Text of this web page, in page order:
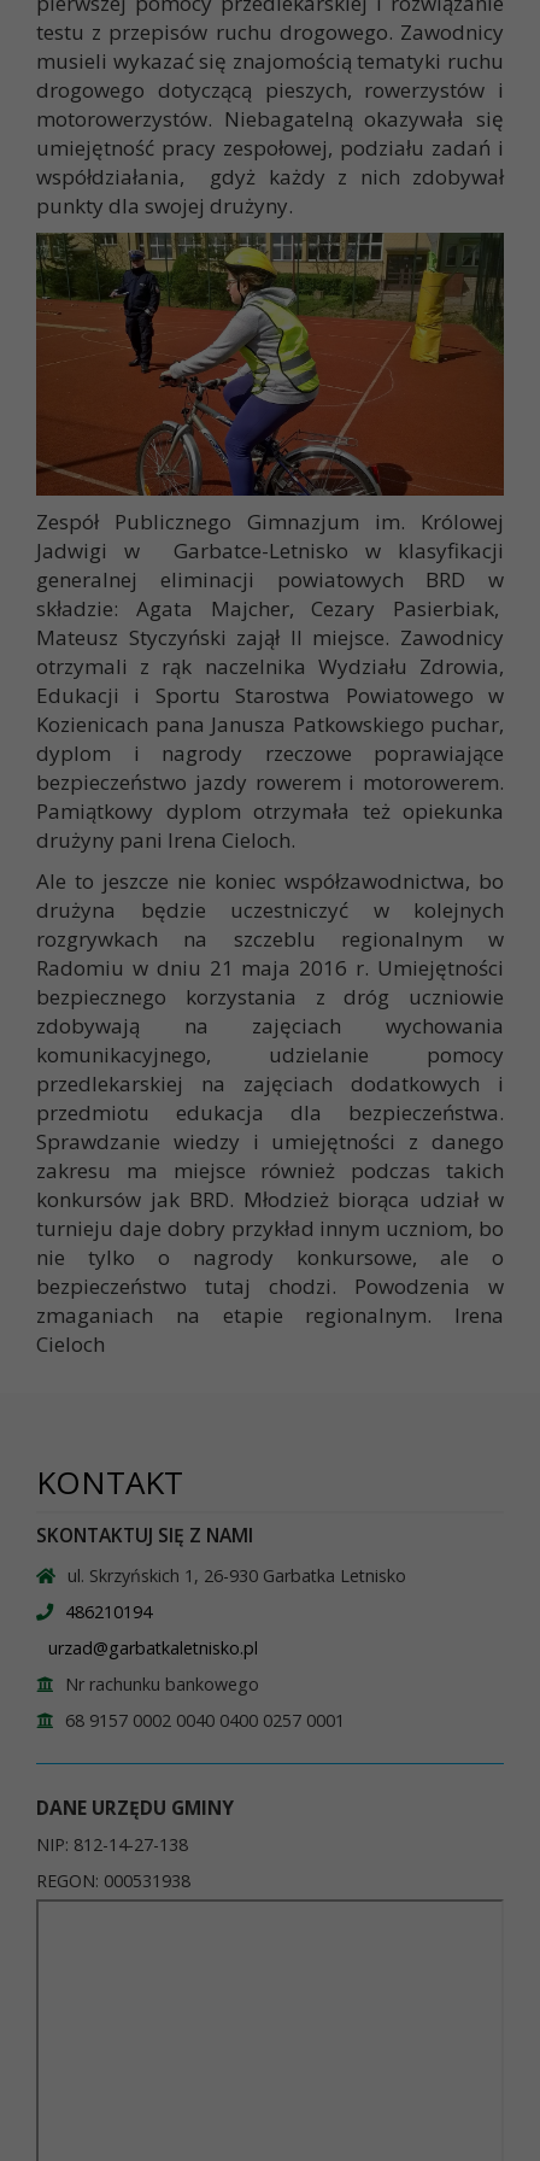
testu z przepisów ruchu drogowego. Zawodnicy
musieli wykazać się znajomością tematyki ruchu
drogowego dotyczącą pieszych, rowerzystów i
motorowerzystów. Niebagatelną okazywała się
umiejętność pracy zespołowej, podziału zadań i
współdziałania, gdyż każdy z nich zdobywał
punkty dla swojej drużyny.
Zespół Publicznego Gimnazjum im. Królowej
Jadwigi w Garbatce-Letnisko w klasyfikacji
generalnej eliminacji powiatowych BRD w
składzie: Agata Majcher, Cezary Pasierbiak,
Mateusz Styczyński zajął II miejsce. Zawodnicy
otrzymali z rąk naczelnika Wydziału Zdrowia,
Edukacji i Sportu Starostwa Powiatowego w
Kozienicach pana Janusza Patkowskiego puchar,
dyplom i nagrody rzeczowe poprawiające
bezpieczeństwo jazdy rowerem i motorowerem.
Pamiątkowy dyplom otrzymała też opiekunka
drużyny pani Irena Cieloch.
Ale to jeszcze nie koniec współzawodnictwa, bo
drużyna będzie uczestniczyć w kolejnych
rozgrywkach na szczeblu regionalnym w
Radomiu w dniu 21 maja 2016 r. Umiejętności
bezpiecznego korzystania z dróg uczniowie
zdobywają na zajęciach wychowania
komunikacyjnego, udzielanie pomocy
przedlekarskiej na zajęciach dodatkowych i
przedmiotu edukacja dla bezpieczeństwa.
Sprawdzanie wiedzy i umiejętności z danego
zakresu ma miejsce również podczas takich
konkursów jak BRD. Młodzież biorąca udział w
turnieju daje dobry przykład innym uczniom, bo
nie tylko o nagrody konkursowe, ale o
bezpieczeństwo tutaj chodzi. Powodzenia w
zmaganiach na etapie regionalnym. Irena
Cieloch
KONTAKT
SKONTAKTUJ SIĘ Z NAMI
ul. Skrzyńskich 1, 26-930 Garbatka Letnisko
486210194
urzad@garbatkaletnisko.pl
Nr rachunku bankowego
68 9157 0002 0040 0400 0257 0001
DANE URZĘDU GMINY
NIP: 812-14-27-138
REGON: 000531938